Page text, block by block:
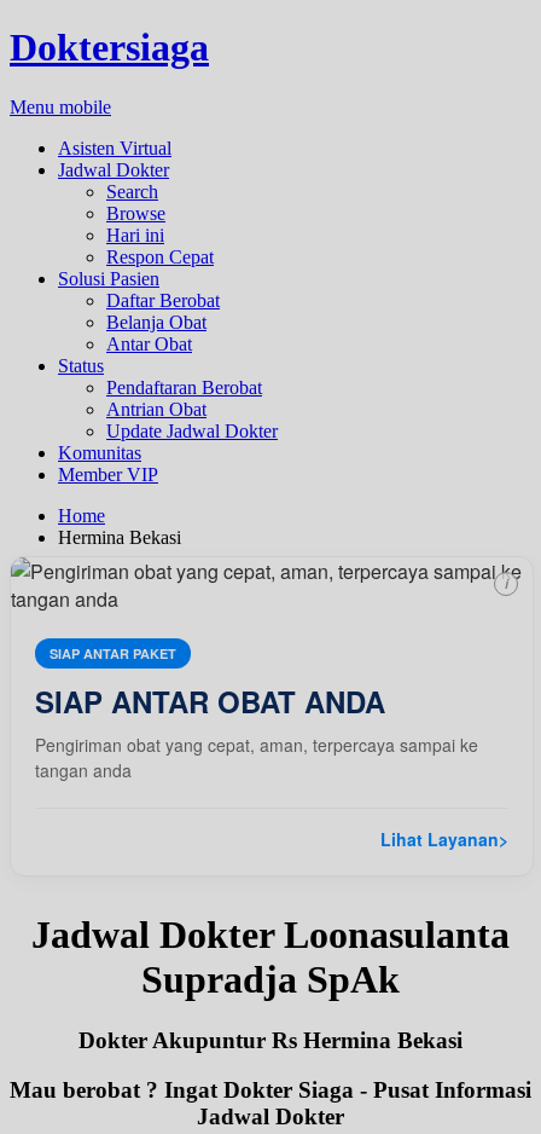
Doktersiaga
Menu mobile
Asisten Virtual
Jadwal Dokter
Search
Browse
Hari ini
Respon Cepat
Solusi Pasien
Daftar Berobat
Belanja Obat
Antar Obat
Status
Pendaftaran Berobat
Antrian Obat
Update Jadwal Dokter
Komunitas
Member VIP
Home
Hermina Bekasi
SIAP ANTAR PAKET
SIAP ANTAR OBAT ANDA
Pengiriman obat yang cepat, aman, terpercaya sampai ke
tangan anda
Lihat Layanan>
i
Jadwal Dokter Loonasulanta
Supradja SpAk
Dokter Akupuntur Rs Hermina Bekasi
Mau berobat ? Ingat Dokter Siaga - Pusat Informasi
Jadwal Dokter